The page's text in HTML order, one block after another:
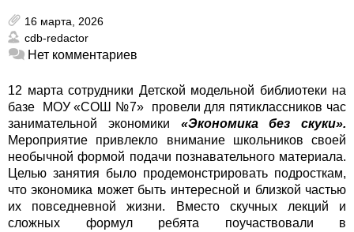
16 марта, 2026
cdb-redactor
Нет комментариев
12 марта сотрудники Детской модельной библиотеки на
базе МОУ «СОШ №7» провели для пятиклассников час
занимательной экономики «Экономика без скуки».
Мероприятие привлекло внимание школьников своей
необычной формой подачи познавательного материала.
Целью занятия было продемонстрировать подросткам,
что экономика может быть интересной и близкой частью
их повседневной жизни.
Вместо скучных лекций и
сложных формул ребята поучаствовали в